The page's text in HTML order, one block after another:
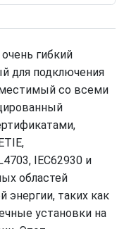
гибкий
для подключения
со всеми
IEC62930 и
областей
энергии, таких как
установки на